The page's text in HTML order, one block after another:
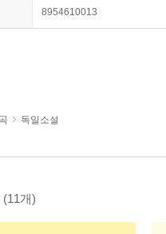
8954610013
독일소설
(11개)